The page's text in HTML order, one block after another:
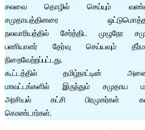
சலவை தொழில் செய்யும்
சமுதாயத்தினரை
நலவாரியத்தில் சேர்த்திட முழுநேர
பணியாளர் தேர்வு செய்யவும்
நிறைவேற்றப்பட்டது.
கூட்டத்தில் தமிழ்நாட்டின்
மாவட்டங்களில் இருந்தும் சமுதாய
அரசியல் கட்சி பிரமுகர்கள்
கொண்டார்கள்.